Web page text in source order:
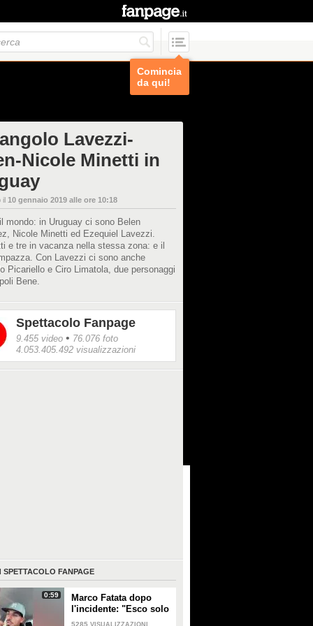
Comincia
da qui!
Lavezzi-
Nicole Minetti in
il 10 gennaio 2019 alle ore 10:18
mondo: in Uruguay ci sono Belen
Nicole Minetti ed Ezequiel Lavezzi.
e tre in vacanza nella stessa zona: e il
Con Lavezzi ci sono anche
Picariello e Ciro Limatola, due personaggi
Bene.
Spettacolo Fanpage
9.455 video • 76.076 foto
4.053.405.492 visualizzazioni
SPETTACOLO FANPAGE
0:59
Marco Fatata dopo
l'incidente: "Esco solo
di sera, i primi tempi
5285 VISUALIZZAZIONI